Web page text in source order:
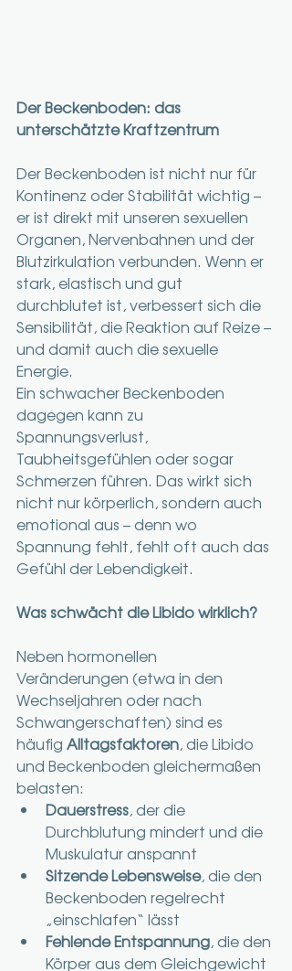
Der Beckenboden: das
unterschätzte Kraftzentrum
Der Beckenboden ist nicht nur für
Kontinenz oder Stabilität wichtig –
er ist direkt mit unseren sexuellen
Organen, Nervenbahnen und der
Blutzirkulation verbunden. Wenn er
stark, elastisch und gut
durchblutet ist, verbessert sich die
Sensibilität, die Reaktion auf Reize –
und damit auch die sexuelle
Energie.
Ein schwacher Beckenboden
dagegen kann zu
Spannungsverlust,
Taubheitsgefühlen oder sogar
Schmerzen führen. Das wirkt sich
nicht nur körperlich, sondern auch
emotional aus – denn wo
Spannung fehlt, fehlt oft auch das
Gefühl der Lebendigkeit.
Was schwächt die Libido wirklich?
Neben hormonellen
Veränderungen (etwa in den
Wechseljahren oder nach
Schwangerschaften) sind es
häufig Alltagsfaktoren, die Libido
und Beckenboden gleichermaßen
belasten:
Dauerstress, der die
Durchblutung mindert und die
Muskulatur anspannt
Sitzende Lebensweise, die den
Beckenboden regelrecht
„einschlafen“ lässt
Fehlende Entspannung, die den
Körper aus dem Gleichgewicht